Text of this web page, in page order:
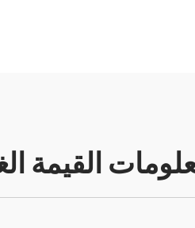
القيمة